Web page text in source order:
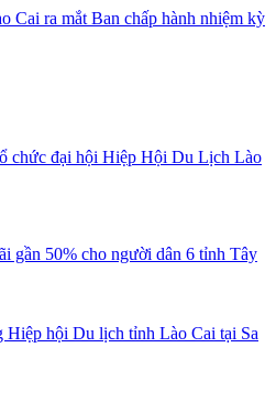
Cai ra mắt Ban chấp hành nhiệm kỳ
chức đại hội Hiệp Hội Du Lịch Lào
gần 50% cho người dân 6 tỉnh Tây
Hiệp hội Du lịch tỉnh Lào Cai tại Sa